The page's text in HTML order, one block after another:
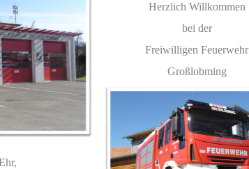
Herzlich Willkommen
bei der
Freiwilligen Feuerwehr
Großlobming